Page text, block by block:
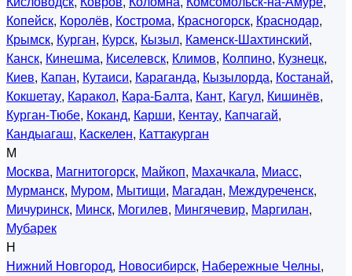
Копейск, Королёв, Кострома, Красногорск, Краснодар,
Крымск, Курган, Курск, Кызыл, Каменск-Шахтинский,
Канск, Кинешма, Киселевск, Климов, Колпино, Кузнецк,
Киев, Капан, Кутаиси, Караганда, Кызылорда, Костанай,
Кокшетау, Каракол, Кара-Балта, Кант, Кагул, Кишинёв,
Курган-Тюбе, Коканд, Карши, Кентау, Капчагай,
Кандыагаш, Каскелен, Каттакурган
М
Москва, Магнитогорск, Майкоп, Махачкала, Миасс,
Мурманск, Муром, Мытищи, Магадан, Междуреченск,
Мичуринск, Минск, Могилев, Мингячевир, Маргилан,
Мубарек
Н
Нижний Новгород, Новосибирск, Набережные Челны,